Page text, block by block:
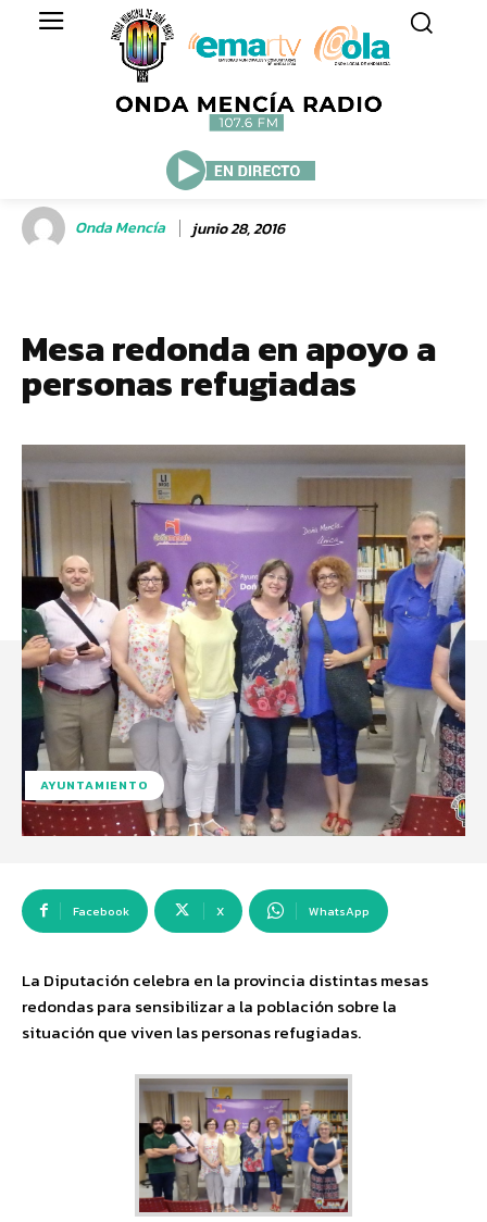
Onda Mencía junio 28, 2016
Mesa redonda en apoyo a
personas refugiadas
AYUNTAMIENTO
Facebook X WhatsApp
La Diputación celebra en la provincia distintas mesas
redondas para sensibilizar a la población sobre la
situación que viven las personas refugiadas.